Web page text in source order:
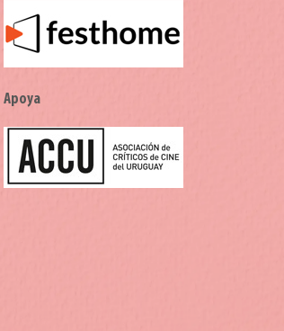
Apoya